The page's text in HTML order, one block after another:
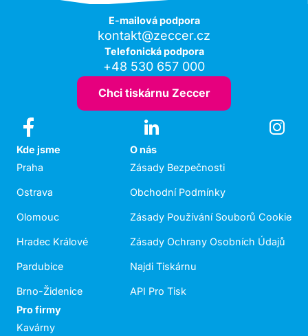
E-mailová podpora
kontakt@zeccer.cz
Telefonická podpora
+48 530 657 000
Chci tiskárnu Zeccer
Kde jsme
Praha
Ostrava
Olomouc
Hradec Králové
Pardubice
Brno-Židenice
O nás
Zásady Bezpečnosti
Obchodní Podmínky
Zásady Používání Souborů Cookie
Zásady Ochrany Osobních Údajů
Najdi Tiskárnu
API Pro Tisk
Pro firmy
Kavárny